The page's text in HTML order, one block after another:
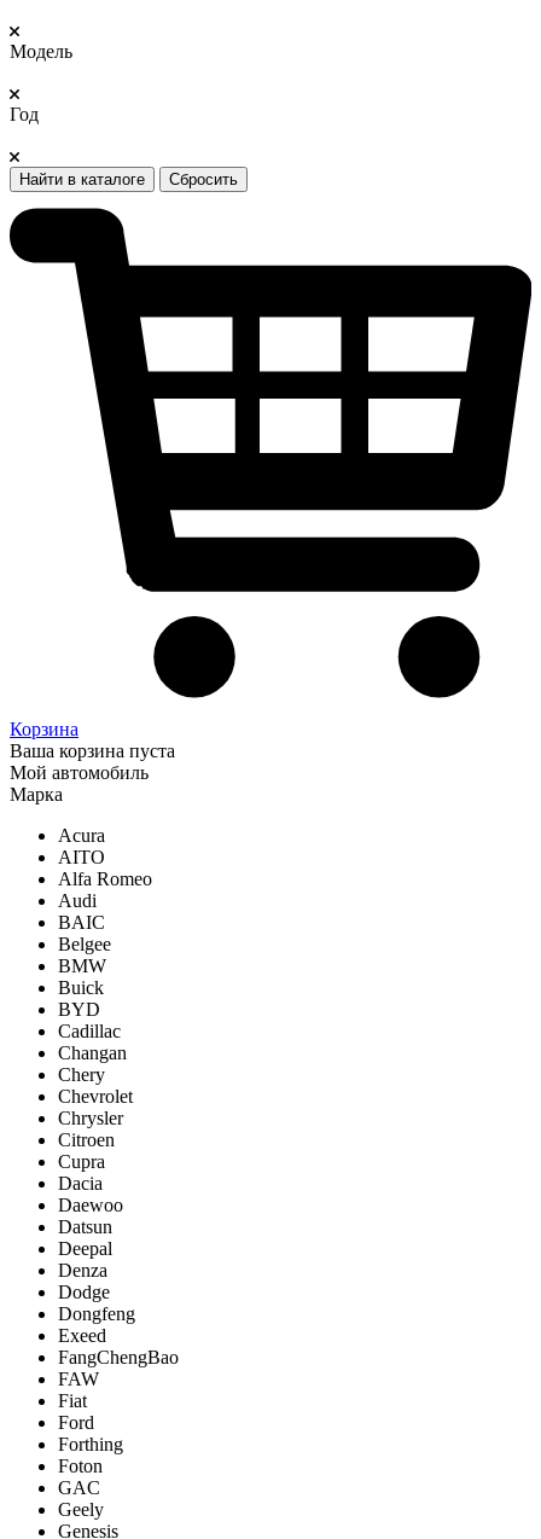
Модель
Год
Найти в каталоге Сбросить
Корзина
Ваша корзина пуста
Мой автомобиль
Марка
Acura
AITO
Alfa Romeo
Audi
BAIC
Belgee
BMW
Buick
BYD
Cadillac
Changan
Chery
Chevrolet
Chrysler
Citroen
Cupra
Dacia
Daewoo
Datsun
Deepal
Denza
Dodge
Dongfeng
Exeed
FangChengBao
FAW
Fiat
Ford
Forthing
Foton
GAC
Geely
Genesis